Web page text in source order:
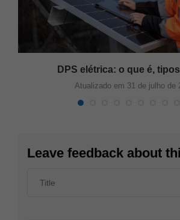
DPS elétrica: o que é,
Atualizado em 31 de julho de
Leave feedback about